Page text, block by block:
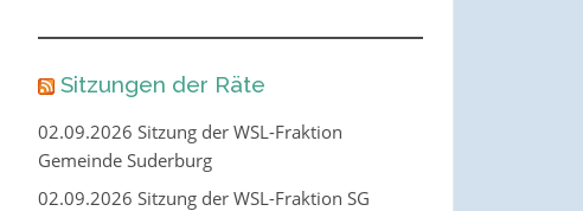
Sitzungen der Räte
02.09.2026 Sitzung der WSL-Fraktion
Gemeinde Suderburg
02.09.2026 Sitzung der WSL-Fraktion SG